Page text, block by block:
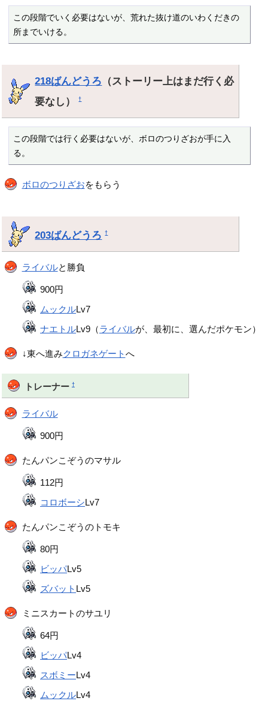
この段階でいく必要はないが、荒れた抜け道のいわくだきの
所までいける。
218ばんどうろ （ストーリー上はまだ行く必
要なし）†
この段階では行く必要はないが、ボロのつりざおが手に入
る。
ボロのつりざおをもらう
203ばんどうろ †
ライバルと勝負
900円
ムックルLv7
ナエトルLv9（ライバルが、最初に、選んだポケモン）
↓東へ進みクロガネゲートへ
トレーナー †
ライバル
900円
たんパンこぞうのマサル
112円
コロボーシLv7
たんパンこぞうのトモキ
80円
ビッパLv5
ズバット Lv5
ミニスカートのサユリ
64円
ビッパLv4
スボミーLv4
ムックルLv4